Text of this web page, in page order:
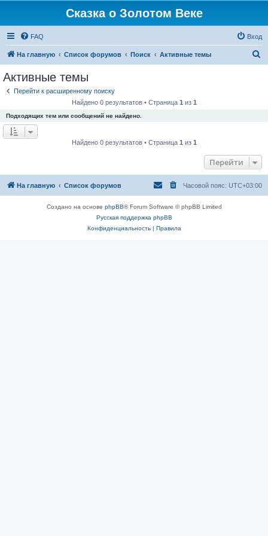
Сказка о Золотом Веке
FAQ Вход
На главную Список форумов Поиск Активные темы
Активные темы
Перейти к расширенному поиску
Найдено 0 результатов • Страница 1 из 1
Подходящих тем или сообщений не найдено.
Найдено 0 результатов • Страница 1 из 1
Перейти
На главную Список форумов Часовой пояс: UTC+03:00
Создано на основе phpBB® Forum Software © phpBB Limited
Русская поддержка phpBB
Конфиденциальность| Правила